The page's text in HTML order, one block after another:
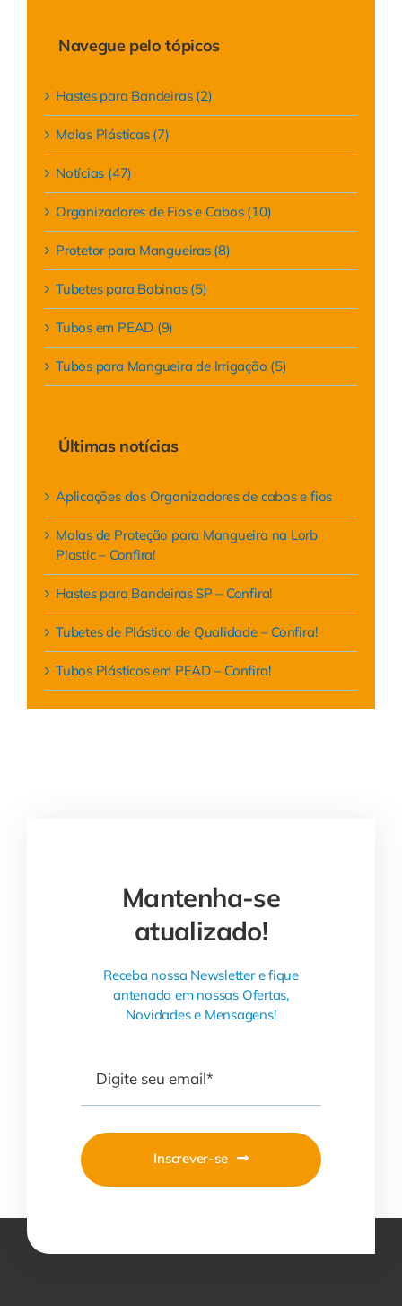
Navegue pelo tópicos
Hastes para Bandeiras (2)
Molas Plásticas (7)
Notícias (47)
Organizadores de Fios e Cabos (10)
Protetor para Mangueiras (8)
Tubetes para Bobinas (5)
Tubos em PEAD (9)
Tubos para Mangueira de Irrigação (5)
Últimas notícias
Aplicações dos Organizadores de cabos e fios
Molas de Proteção para Mangueira na Lorb
Plastic – Confira!
Hastes para Bandeiras SP – Confira!
Tubetes de Plástico de Qualidade – Confira!
Tubos Plásticos em PEAD – Confira!
Mantenha-se
atualizado!
Receba nossa Newsletter e fique
antenado em nossas Ofertas,
Novidades e Mensagens!
Inscrever-se